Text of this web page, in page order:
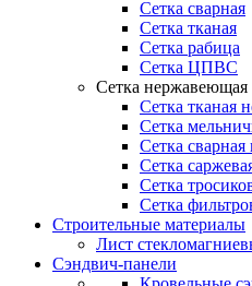
Сетка сварная
Сетка тканая
Сетка рабица
Сетка ЦПВС
Сетка нержавеющая
Сетка тканая
Сетка
Сетка
Сетка
Сетка
Сетка
Строительные материалы
Лист
Сэндвич-панели